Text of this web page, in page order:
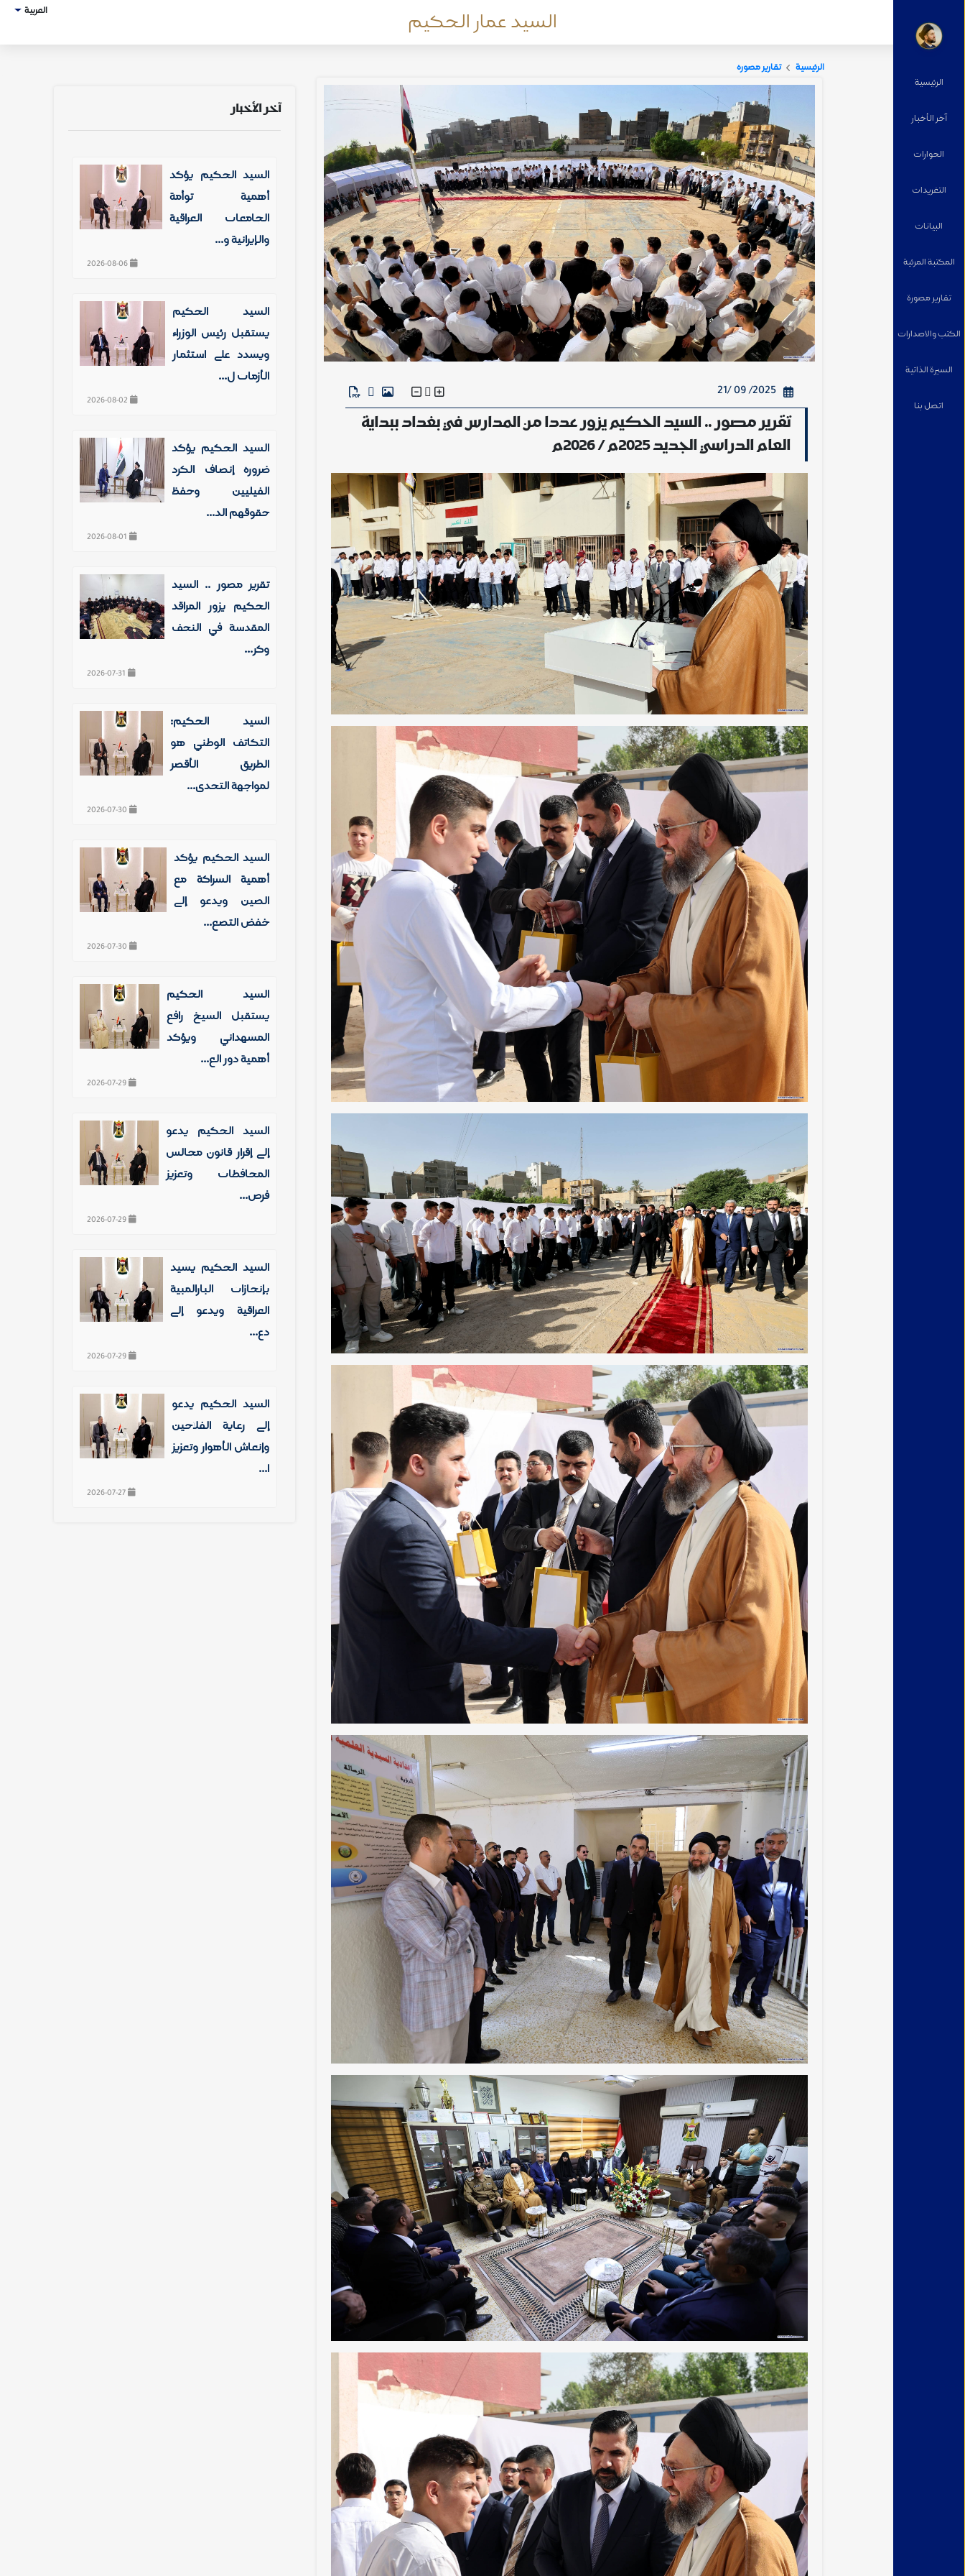
العربية
الرئيسية
آخر الأخبار
الحوارات
التغریدات
البيانات
المكتبة المرئية
تقارير مصورة
الكتب والاصدارات
السيرة الذاتية
اتصل بنا
السيد عمار الحكيم
الرئيسية تقارير مصورة
2025/ 09 /21
تقرير مصور .. السيد الحكيم يزور عددا من المدارس في بغداد ببداية
العام الدراسي الجديد 2025م / 2026م
آخر الأخبار
السيد الحكيم يؤكد
أهمية توأمة
الجامعات العراقية
والإيرانية و...
2026-08-06
السيد الحكيم
يستقبل رئيس الوزراء
ويشدد على استثمار
الأزمات ل...
السيد الحكيم يؤكد
ضرورة إنصاف الكرد
الفيليين وحفظ
حقوقهم الد...
تقرير مصور .. السيد
الحكيم يزور المراقد
المقدسة في النجف
وكر...
السيد الحكيم:
التكاتف الوطني هو
الطريق الأقصر
لمواجهة التحدي...
السيد الحكيم يؤكد
أهمية الشراكة مع
الصين ويدعو إلى
خفض التصع...
السيد الحكيم
يستقبل الشيخ رافع
المشهداني ويؤكد
أهمية دور الع...
2026-07-29
السيد الحكيم يدعو
إلى إقرار قانون مجالس
المحافظات وتعزيز
فرص...
2026-07-29
السيد الحكيم يشيد
بإنجازات البارالمبية
العراقية ويدعو إلى
دع...
2026-07-29
السيد الحكيم يدعو
إلى رعاية الفلاحين
وإنعاش الأهوار وتعزيز
ا...
2026-07-27